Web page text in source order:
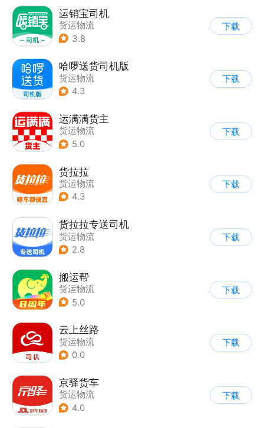
运销宝司机
货运物流
3.8
下载
哈啰送货司机版
货运物流
4.3
下载
运满满货主
货运物流
5.0
下载
货拉拉
货运物流
4.3
下载
货拉拉专送司机
货运物流
2.8
下载
搬运帮
货运物流
5.0
下载
云上丝路
货运物流
0.0
下载
京驿货车
货运物流
4.0
下载